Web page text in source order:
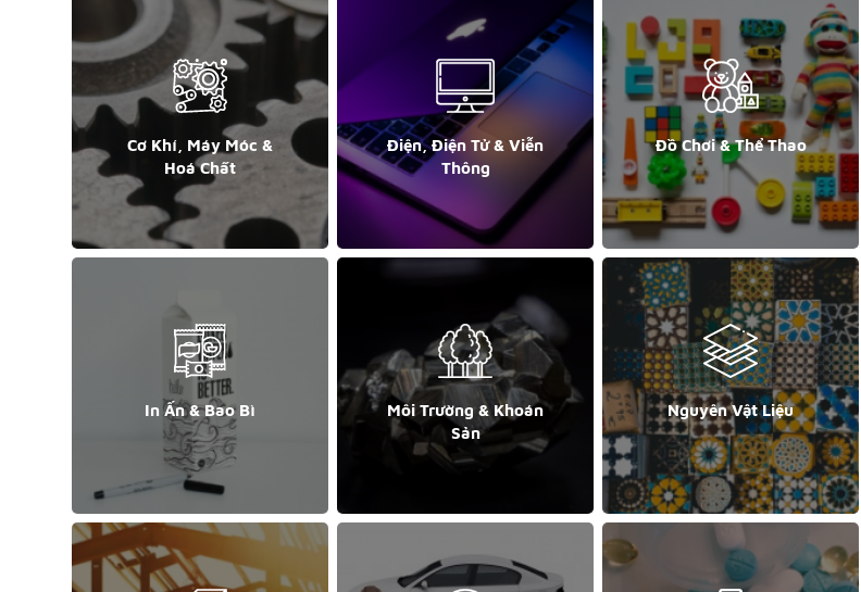
Cơ Khí, Máy Móc &
Hoá Chất
Điện, Điện Tử & Viễn
Thông
Đồ Chơi & Thể Thao
In Ấn & Bao Bì
Môi Trường & Khoán
Sản
Nguyên Vật Liệu